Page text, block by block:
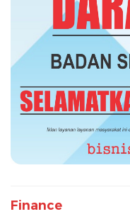
Finance